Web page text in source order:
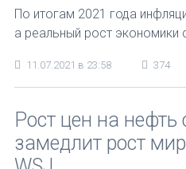
По итогам 2021 года
а реальный рост экономики
11.07.2021 в 23:58 374
Рост цен на нефть
замедлит рост